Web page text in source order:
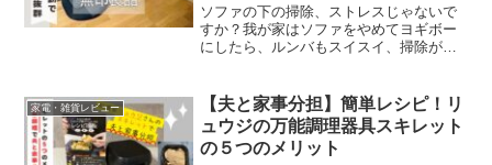
リビング
ソファの下の掃除、ストレスじゃないで
すか？我が家はソファをやめてヨギボー
にしたら、ルンバもスイスイ、掃除が劇
せを紹介します。
家電・雑貨レビュー
【夫と家事分担】簡単レシピ！リ
ュウジの万能調理器具スキレット
の５つのメリット